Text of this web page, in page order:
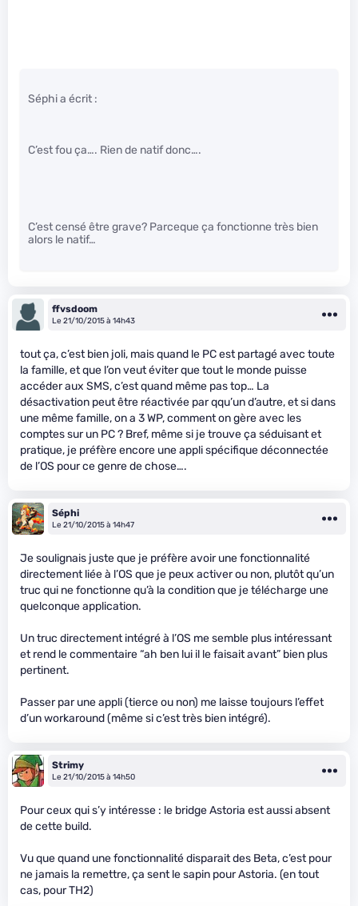
Séphi a écrit :
C’est fou ça…. Rien de natif donc….
C’est censé être grave? Parceque ça fonctionne très bien
alors le natif…
ffvsdoom
Le 21/10/2015 à 14h43
tout ça, c’est bien joli, mais quand le PC est partagé avec toute
la famille, et que l’on veut éviter que tout le monde puisse
accéder aux SMS, c’est quand même pas top… La
désactivation peut être réactivée par qqu’un d’autre, et si dans
une même famille, on a 3 WP, comment on gère avec les
comptes sur un PC ? Bref, même si je trouve ça séduisant et
pratique, je préfère encore une appli spécifique déconnectée
de l’OS pour ce genre de chose….
Séphi
Le 21/10/2015 à 14h47
Je soulignais juste que je préfère avoir une fonctionnalité
directement liée à l’OS que je peux activer ou non, plutôt qu’un
truc qui ne fonctionne qu’à la condition que je télécharge une
quelconque application.
Un truc directement intégré à l’OS me semble plus intéressant
et rend le commentaire “ah ben lui il le faisait avant” bien plus
pertinent.
Passer par une appli (tierce ou non) me laisse toujours l’effet
d’un workaround (même si c’est très bien intégré).
Strimy
Le 21/10/2015 à 14h50
Pour ceux qui s’y intéresse : le bridge Astoria est aussi absent
de cette build.
Vu que quand une fonctionnalité disparait des Beta, c’est pour
ne jamais la remettre, ça sent le sapin pour Astoria. (en tout
cas, pour TH2)